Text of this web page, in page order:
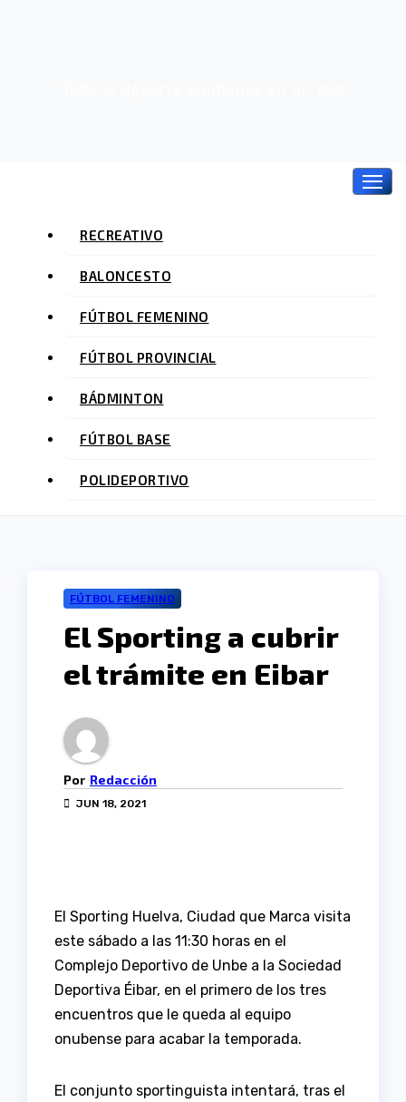
RECREATIVO
BALONCESTO
FÚTBOL FEMENINO
FÚTBOL PROVINCIAL
BÁDMINTON
FÚTBOL BASE
POLIDEPORTIVO
FÚTBOL FEMENINO
El Sporting a cubrir
el trámite en Eibar
Por Redacción
JUN 18, 2021
El Sporting Huelva, Ciudad que Marca visita
este sábado a las 11:30 horas en el
Complejo Deportivo de Unbe a la Sociedad
Deportiva Éibar, en el primero de los tres
encuentros que le queda al equipo
onubense para acabar la temporada.
El conjunto sportinguista intentará, tras el